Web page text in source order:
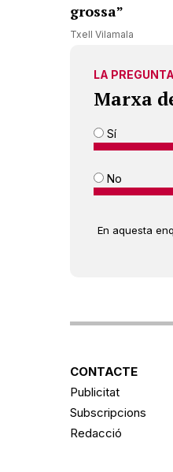
grossa”
Txell Vilamala
LA PREGUNTA
Marxa
Sí
No
En aquesta
CONTACTE
Publicitat
Subscripcions
Redacció